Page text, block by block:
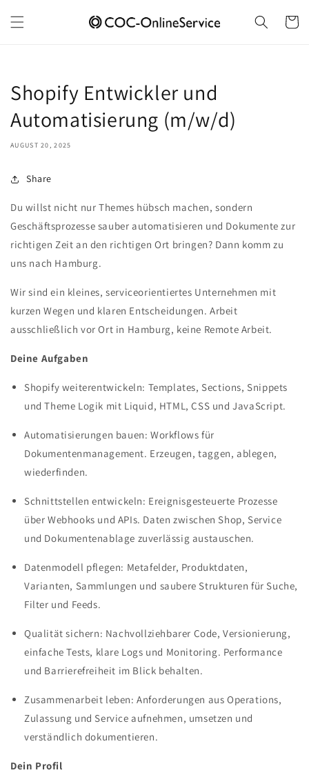
content
Cart
Shopify Entwickler und
Automatisierung (m/w/d)
AUGUST 20, 2025
Share
Du willst nicht nur Themes hübsch machen, sondern
Geschäftsprozesse sauber automatisieren und Dokumente zur
richtigen Zeit an den richtigen Ort bringen? Dann komm zu
uns nach Hamburg.
Wir sind ein kleines, serviceorientiertes Unternehmen mit
kurzen Wegen und klaren Entscheidungen. Arbeit
ausschließlich vor Ort in Hamburg, keine Remote Arbeit.
Deine Aufgaben
Shopify weiterentwickeln: Templates, Sections, Snippets
und Theme Logik mit Liquid, HTML, CSS und JavaScript.
Automatisierungen bauen: Workflows für
Dokumentenmanagement. Erzeugen, taggen, ablegen,
wiederfinden.
Schnittstellen entwickeln: Ereignisgesteuerte Prozesse
über Webhooks und APIs. Daten zwischen Shop, Service
und Dokumentenablage zuverlässig austauschen.
Datenmodell pflegen: Metafelder, Produktdaten,
Varianten, Sammlungen und saubere Strukturen für Suche,
Filter und Feeds.
Qualität sichern: Nachvollziehbarer Code, Versionierung,
einfache Tests, klare Logs und Monitoring. Performance
und Barrierefreiheit im Blick behalten.
Zusammenarbeit leben: Anforderungen aus Operations,
Zulassung und Service aufnehmen, umsetzen und
verständlich dokumentieren.
Dein Profil